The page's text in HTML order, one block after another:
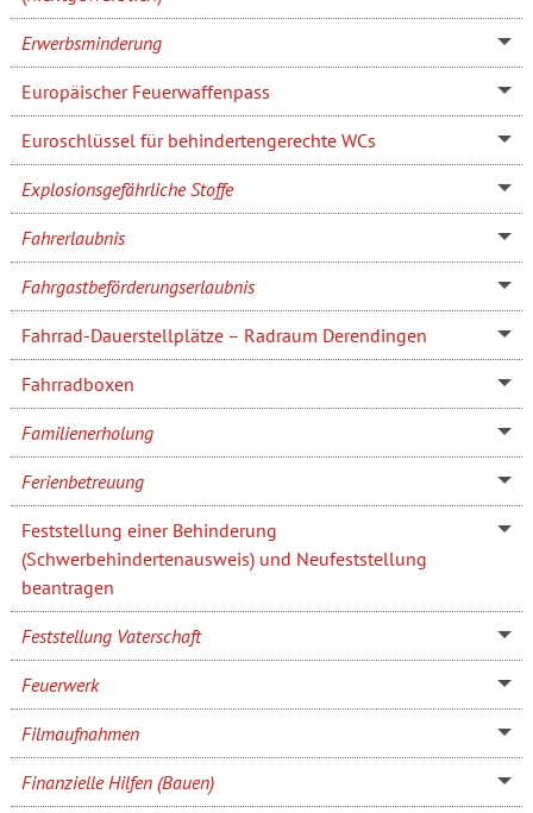
Erwerbsminderung
Europäischer Feuerwaffenpass
Euroschlüssel für behindertengerechte WCs
Explosionsgefährliche Stoffe
Fahrerlaubnis
Fahrgastbeförderungserlaubnis
Fahrrad-Dauerstellplätze – Radraum Derendingen
Fahrradboxen
Familienerholung
Ferienbetreuung
Feststellung einer Behinderung
(Schwerbehindertenausweis) und Neufeststellung
beantragen
Feststellung Vaterschaft
Feuerwerk
Filmaufnahmen
Finanzielle Hilfen (Bauen)